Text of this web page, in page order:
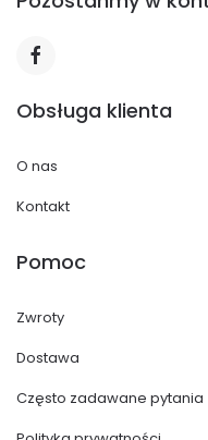
Obsługa klienta
O nas
Kontakt
Pomoc
Zwroty
Dostawa
Często zadawane pytania